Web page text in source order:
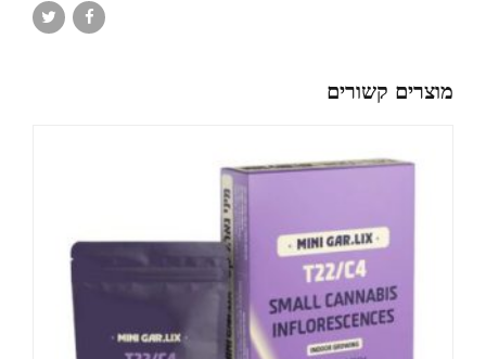
מוצרים קשורים